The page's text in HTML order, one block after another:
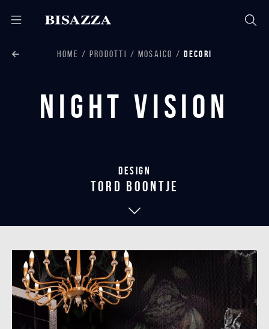
HOME PRODOTTI MOSAICO DECORI
Night Vision
Design
tord boontje